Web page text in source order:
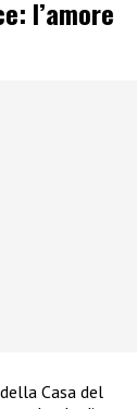
l’amore
Casa del